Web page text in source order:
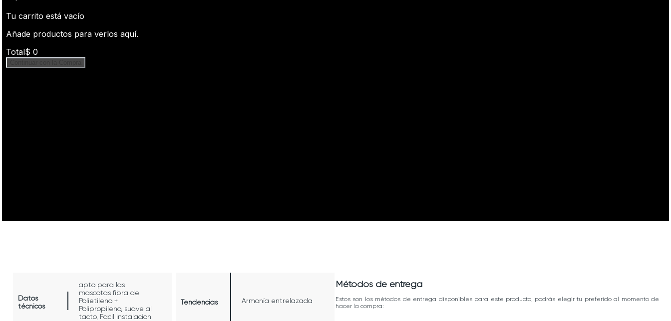
Datos
técnicos
apto para las
mascotas fibra de
Polietileno +
Polipropileno, suave al
tacto, Facil instalacion
Tendencias Armonía entrelazada
Métodos de entrega
Estos son los métodos de entrega disponibles para este producto, podrás elegir tu preferido al momento de
hacer la compra: